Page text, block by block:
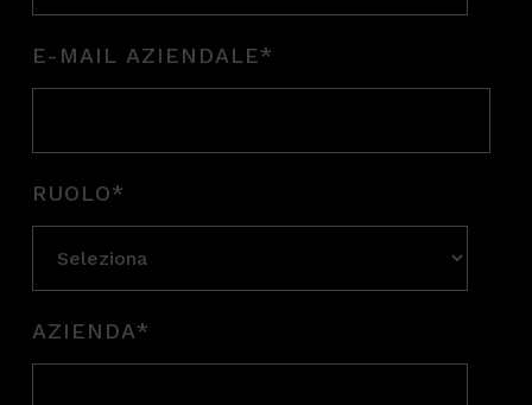
E-MAIL AZIENDALE*
RUOLO*
AZIENDA*